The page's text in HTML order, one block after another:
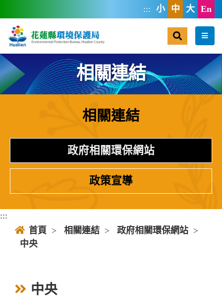
::: 小 中 大 En
選單
相關連結
相關連結
政府相關環保網站
政策宣導
:::
首頁 > 相關連結 > 政府相關環保網站 >
中央
中央